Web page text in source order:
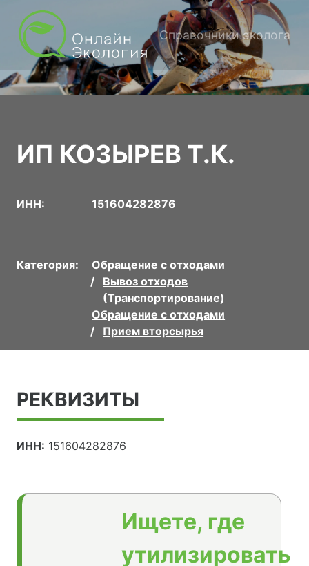
Справочники эколога
ИП КОЗЫРЕВ Т.К.
ИНН: 151604282876
Категория:
Обращение с отходами
Вывоз отходов
(Транспортирование)
Обращение с отходами
Прием вторсырья
РЕКВИЗИТЫ
ИНН: 151604282876
Ищете, где
утилизировать